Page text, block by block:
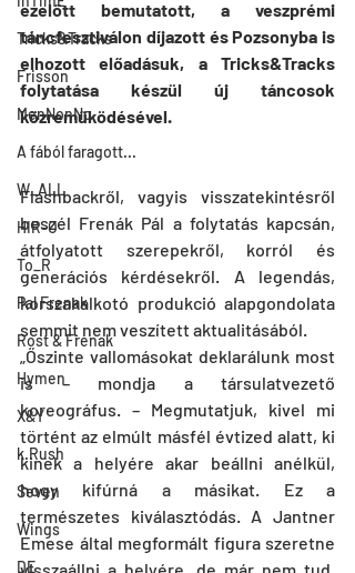
Tricks&Tracks
Frisson
MenNonNo
A fából faragott...
W_ALL
HIR-O
To_R
Pal Frenak
Rost & Frenak
Hymen
X&Y
k.Rush
Seven
Wings
DE
ezelőtt bemutatott, a veszprémi
táncfesztiválon díjazott és Pozsonyba is
elhozott előadásuk, a Tricks&Tracks
folytatása készül új táncosok
közreműködésével.
Flashbackről, vagyis visszatekintésről
beszél Frenák Pál a folytatás kapcsán,
átfolyatott szerepekről, korról és
generációs kérdésekről. A legendás,
korszakalkotó produkció alapgondolata
semmit nem veszített aktualitásából.
„Őszinte vallomásokat deklarálunk most
is – mondja a társulatvezető
koreográfus. – Megmutatjuk, kivel mi
történt az elmúlt másfél évtized alatt, ki
kinek a helyére akar beállni anélkül,
hogy kifúrná a másikat. Ez a
természetes kiválasztódás. A Jantner
Emese által megformált figura szeretne